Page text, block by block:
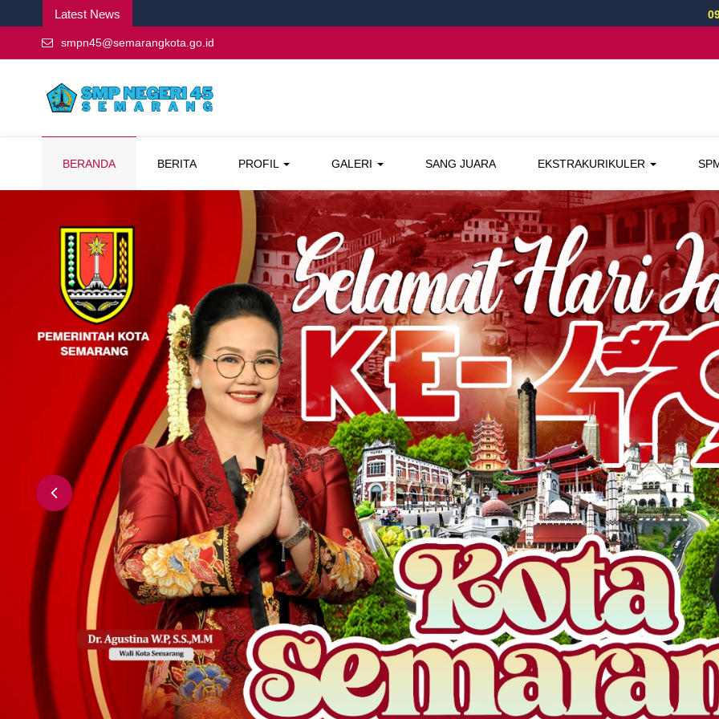
Latest News
smpn45@semarangkota.go.id
BERANDA BERITA PROFIL GALERI SANG JUARA EKSTRAKURIKULER
Previous